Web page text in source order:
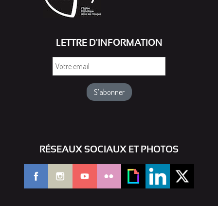
LETTRE D'INFORMATION
RÉSEAUX SOCIAUX ET PHOTOS